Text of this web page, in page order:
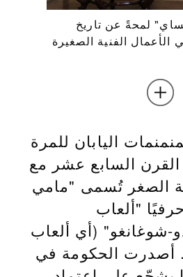
لمحةً عن تاريخ
الأعمال الفنية الصغيرة
اليابان للمرة
القرن السابع عشر مع
الصغر تُسمى "مامي
"ألعاب
شوغانغو" (أي ألعاب
أصدرت الحكومة في